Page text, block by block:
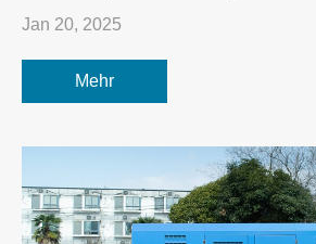
Jan 20, 2025
Mehr